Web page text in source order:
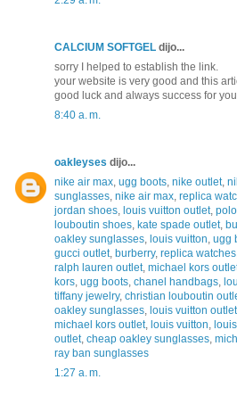
CALCIUM SOFTGEL dijo...
sorry I helped to establish the link.
your website is very good and this
good luck and always success for
8:40 a. m.
oakleyses dijo...
nike air max, ugg boots, nike outlet,
sunglasses, nike air max, replica
jordan shoes, louis vuitton outlet,
louboutin shoes, kate spade outlet,
oakley sunglasses, louis vuitton, ugg
gucci outlet, burberry, replica watches
ralph lauren outlet, michael kors
kors, ugg boots, chanel handbags,
tiffany jewelry, christian louboutin
oakley sunglasses, louis vuitton outlet
michael kors outlet, louis vuitton,
outlet, cheap oakley sunglasses,
ray ban sunglasses
1:27 a. m.